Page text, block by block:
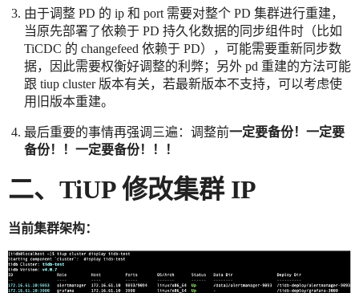
由于调整 PD 的 ip 和 port 需要对整个 PD 集群进行重建，
当原先部署了依赖于 PD 持久化数据的同步组件时（比如
TiCDC 的 changefeed 依赖于 PD），可能需要重新同步数
据，因此需要权衡好调整的利弊；另外 pd 重建的方法可能
跟 tiup cluster 版本有关，若最新版本不支持，可以考虑使
用旧版本重建。
最后重要的事情再强调三遍：调整前一定要备份！一定要
备份！！一定要备份！！！
二、TiUP 修改集群 IP
当前集群架构：